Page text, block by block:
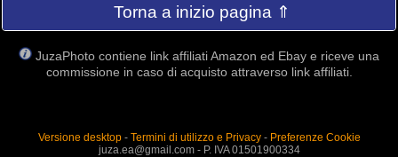
Torna a inizio pagina ⇑
JuzaPhoto contiene link affiliati Amazon ed Ebay e riceve una
commissione in caso di acquisto attraverso link affiliati.
Versione desktop- Termini di utilizzo e Privacy- Preferenze Cookie
juza.ea@gmail.com - P. IVA 01501900334